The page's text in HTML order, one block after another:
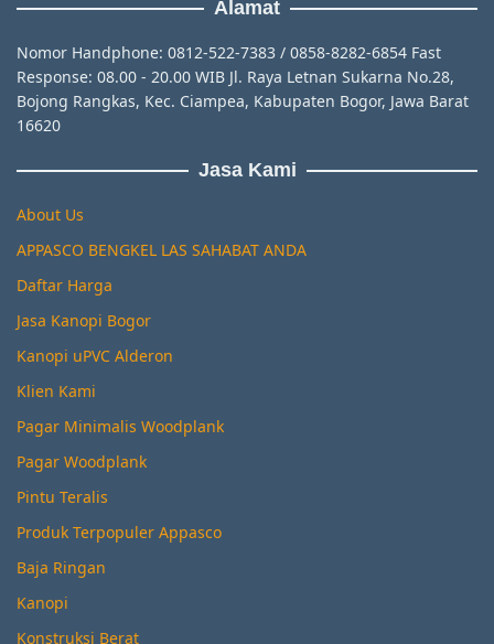
Alamat
Nomor Handphone: 0812-522-7383 / 0858-8282-6854 Fast
Response: 08.00 - 20.00 WIB Jl. Raya Letnan Sukarna No.28,
Bojong Rangkas, Kec. Ciampea, Kabupaten Bogor, Jawa Barat
16620
Jasa Kami
About Us
APPASCO BENGKEL LAS SAHABAT ANDA
Daftar Harga
Jasa Kanopi Bogor
Kanopi uPVC Alderon
Klien Kami
Pagar Minimalis Woodplank
Pagar Woodplank
Pintu Teralis
Produk Terpopuler Appasco
Baja Ringan
Kanopi
Konstruksi Berat